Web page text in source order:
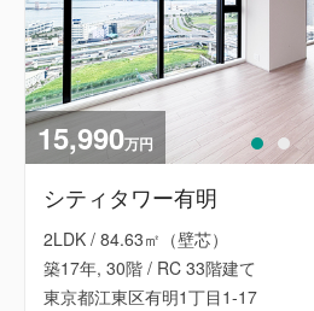
15,990万円
シティタワー有明
2LDK / 84.63㎡（壁芯）
築17年, 30階 / RC 33階建て
東京都江東区有明1丁目1-17